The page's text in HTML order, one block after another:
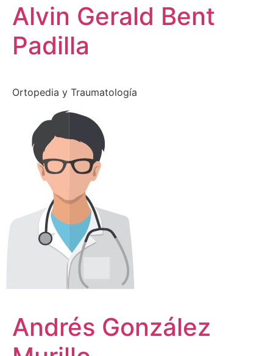
Alvin Gerald Bent
Padilla
Ortopedia y Traumatología
Andrés González